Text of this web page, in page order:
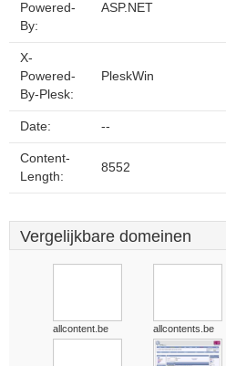
Powered-
By:
ASP.NET
X-
Powered-
By-Plesk:
PleskWin
Date: --
Content-
Length:
8552
Vergelijkbare domeinen
allcontent.be allcontents.be